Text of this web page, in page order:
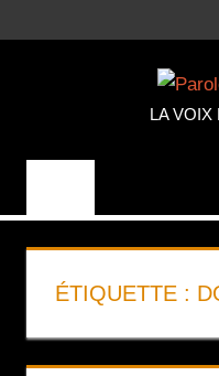
au
LA VOIX
ÉTIQUETTE :